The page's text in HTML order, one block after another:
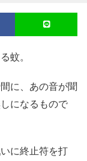
蚊。
に、あの音が聞
になるもので
に終止符を打